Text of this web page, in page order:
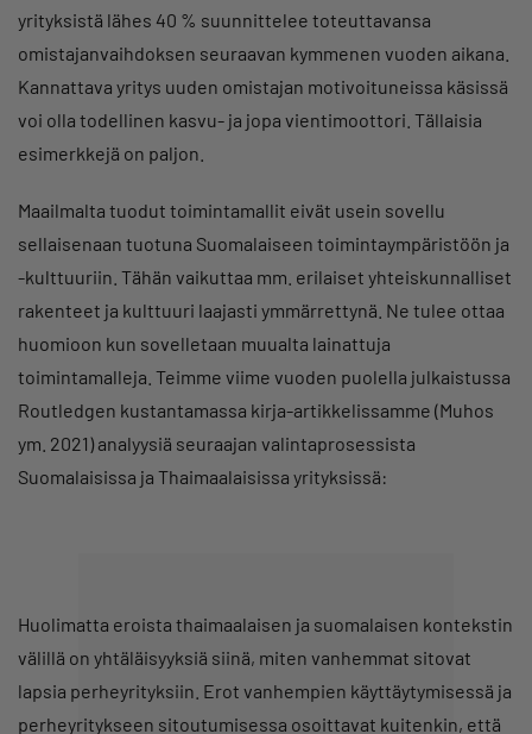
yrityksistä lähes 40 % suunnittelee toteuttavansa
omistajanvaihdoksen seuraavan kymmenen vuoden aikana.
Kannattava yritys uuden omistajan motivoituneissa käsissä
voi olla todellinen kasvu- ja jopa vientimoottori. Tällaisia
esimerkkejä on paljon.
Maailmalta tuodut toimintamallit eivät usein sovellu
sellaisenaan tuotuna Suomalaiseen toimintaympäristöön ja
-kulttuuriin. Tähän vaikuttaa mm. erilaiset yhteiskunnalliset
rakenteet ja kulttuuri laajasti ymmärrettynä. Ne tulee ottaa
huomioon kun sovelletaan muualta lainattuja
toimintamalleja. Teimme viime vuoden puolella julkaistussa
Routledgen kustantamassa kirja-artikkelissamme (Muhos
ym. 2021) analyysiä seuraajan valintaprosessista
Suomalaisissa ja Thaimaalaisissa yrityksissä:
Huolimatta eroista thaimaalaisen ja suomalaisen kontekstin
välillä on yhtäläisyyksiä siinä, miten vanhemmat sitovat
lapsia perheyrityksiin. Erot vanhempien käyttäytymisessä ja
perheyritykseen sitoutumisessa osoittavat kuitenkin, että